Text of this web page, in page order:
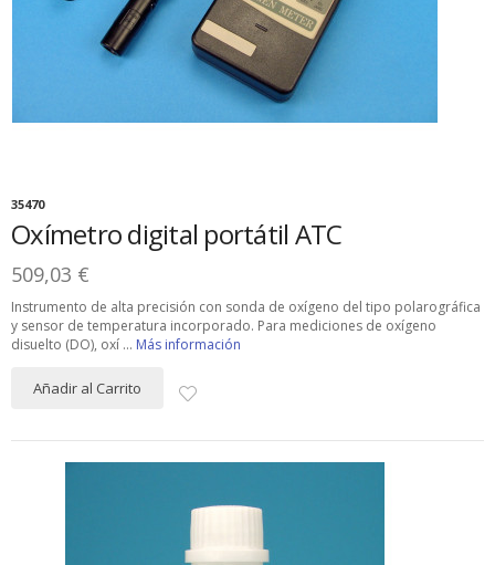
35470
Oxímetro digital portátil ATC
509,03 €
Instrumento de alta precisión con sonda de oxígeno del tipo polarográfica
y sensor de temperatura incorporado. Para mediciones de oxígeno
disuelto (DO), oxí ... Más información
Añadir al Carrito